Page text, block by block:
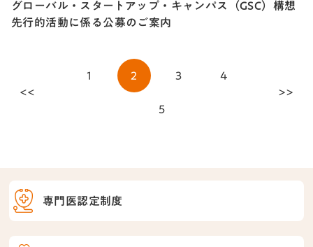
専門医認定制度
グローバル・スタートアップ・キャンパス（GSC）構想
先行的活動に係る公募のご案内
<<
1 2 3 4
5
>>